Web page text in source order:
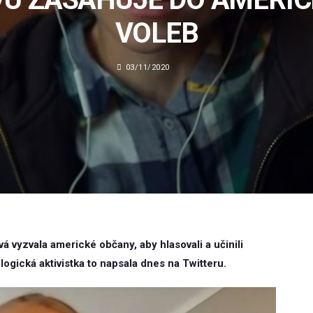
VOLEB
03/11/2020
vyzvala americké občany, aby hlasovali a učinili
aktivistka to napsala dnes na Twitteru.